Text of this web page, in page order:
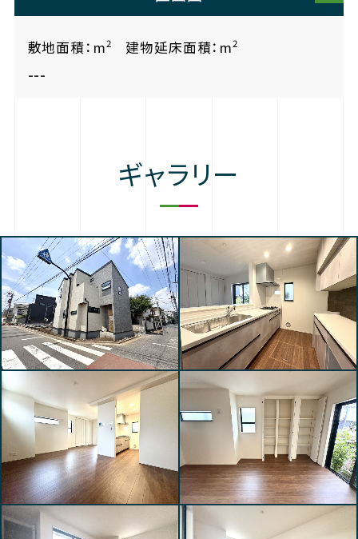
敷地面積：m2 建物延床面積：m2
---
ギャラリー